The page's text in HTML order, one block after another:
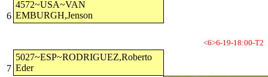
6
4572~USA~VAN
EMBURGH,Jenson
<6>6-19-18:00-T2
7
5027~ESP~RODRIGUEZ,Roberto
Eder